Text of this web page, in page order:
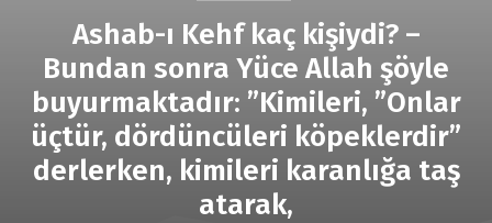
Ashab-ı Kehf kaç kişiydi? –
Bundan sonra Yüce Allah şöyle
buyurmaktadır: ”Kimileri, ”Onlar
üçtür, dördüncüleri köpeklerdir”
derlerken, kimileri karanlığa taş
atarak,